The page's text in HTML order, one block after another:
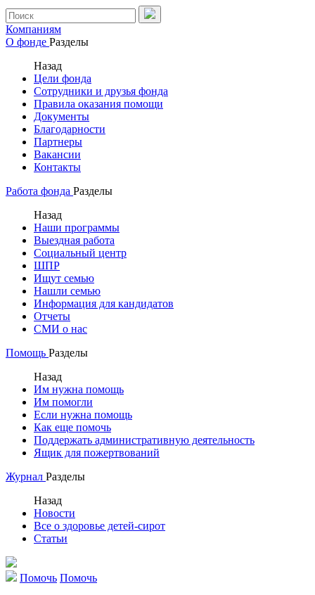
Компаниям
О фонде Разделы
Назад
Цели фонда
Сотрудники и друзья фонда
Правила оказания помощи
Документы
Благодарности
Партнеры
Вакансии
Контакты
Работа фонда Разделы
Назад
Наши программы
Выездная работа
Социальный центр
ШПР
Ищут семью
Нашли семью
Информация для кандидатов
Отчеты
СМИ о нас
Помощь Разделы
Назад
Им нужна помощь
Им помогли
Если нужна помощь
Как еще помочь
Поддержать административную деятельность
Ящик для пожертвований
Журнал Разделы
Назад
Новости
Все о здоровье детей-сирот
Статьи
Помочь Помочь